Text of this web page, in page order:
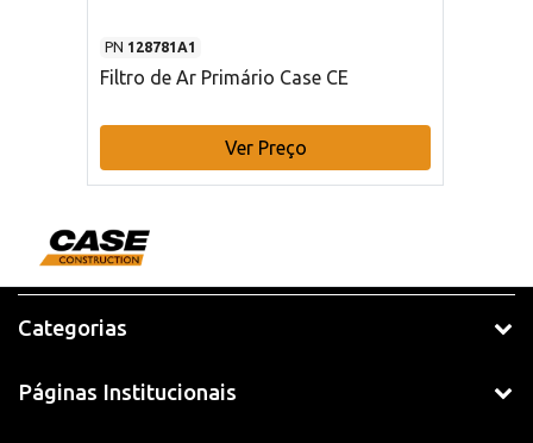
PN 128781A1
Filtro de Ar Primário Case CE
Ver Preço
Categorias
Páginas Institucionais